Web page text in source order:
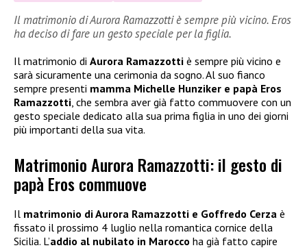
Il matrimonio di Aurora Ramazzotti è sempre più vicino. Eros
ha deciso di fare un gesto speciale per la figlia.
Il matrimonio di Aurora Ramazzotti è sempre più vicino e
sarà sicuramente una cerimonia da sogno. Al suo fianco
sempre presenti mamma Michelle Hunziker e papà Eros
Ramazzotti, che sembra aver già fatto commuovere con un
gesto speciale dedicato alla sua prima figlia in uno dei giorni
più importanti della sua vita.
Matrimonio Aurora Ramazzotti: il gesto di
papà Eros commuove
Il matrimonio di Aurora Ramazzotti e Goffredo Cerza è
fissato il prossimo 4 luglio nella romantica cornice della
Sicilia. L’addio al nubilato in Marocco ha già fatto capire